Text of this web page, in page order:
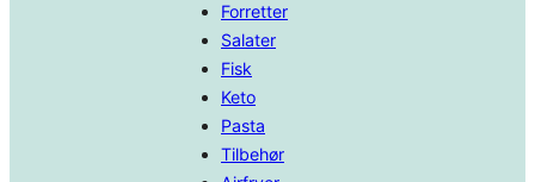
Forretter
Salater
Fisk
Keto
Pasta
Tilbehør